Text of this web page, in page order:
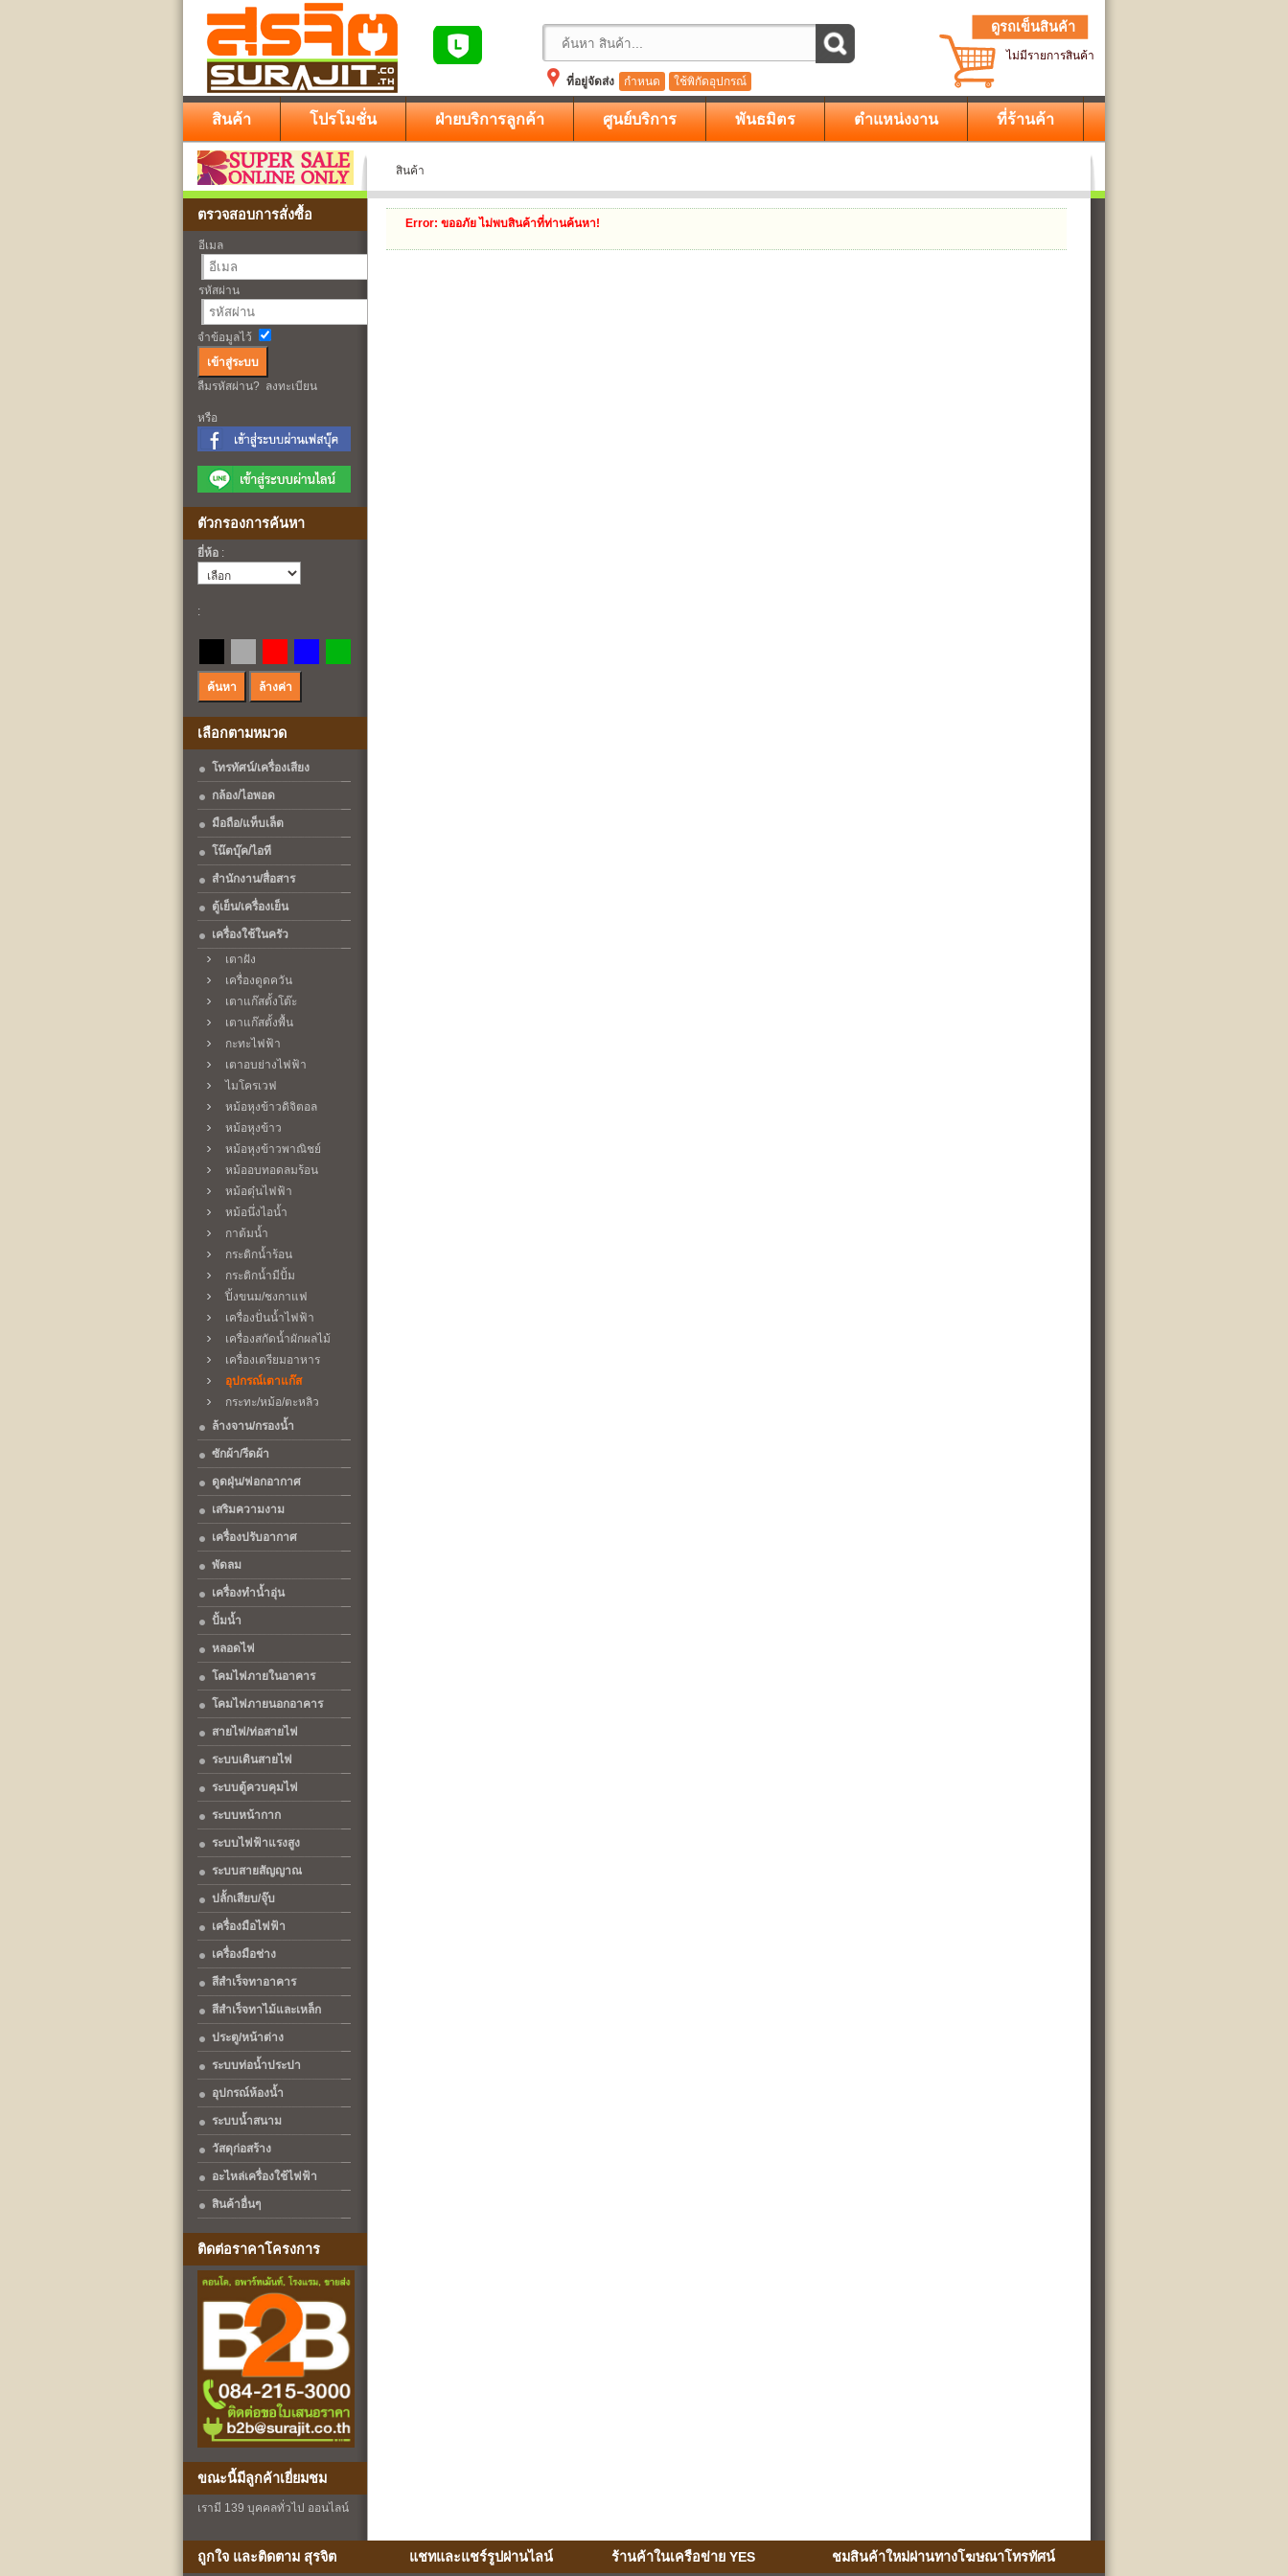
ดูรถเข็นสินค้า
ไม่มีรายการสินค้า
ที่อยู่จัดส่ง
กำหนด ใช้พิกัดอุปกรณ์
สินค้า โปรโมชั่น ฝ่ายบริการลูกค้า ศูนย์บริการ พันธมิตร ตำแหน่งงาน ที่ร้านค้า
สินค้า
Error: ขออภัย ไม่พบสินค้าที่ท่านค้นหา!
ตรวจสอบการสั่งซื้อ
อีเมล
รหัสผ่าน
จำข้อมูลไว้
ลืมรหัสผ่าน? ลงทะเบียน
หรือ
ตัวกรองการค้นหา
ยี่ห้อ :
:
เลือกตามหมวด
โทรทัศน์/เครื่องเสียง
กล้อง/ไอพอด
มือถือ/แท็บเล็ต
โน๊ตบุ๊ค/ไอที
สำนักงาน/สื่อสาร
ตู้เย็น/เครื่องเย็น
เครื่องใช้ในครัว
เตาฝัง
เครื่องดูดควัน
เตาแก๊สตั้งโต๊ะ
เตาแก๊สตั้งพื้น
กะทะไฟฟ้า
เตาอบย่างไฟฟ้า
ไมโครเวฟ
หม้อหุงข้าวดิจิตอล
หม้อหุงข้าว
หม้อหุงข้าวพาณิชย์
หม้ออบทอดลมร้อน
หม้อตุ๋นไฟฟ้า
หม้อนึ่งไอน้ำ
กาต้มน้ำ
กระติกน้ำร้อน
กระติกน้ำมีปั้ม
ปิ้งขนม/ชงกาแฟ
เครื่องปั่นน้ำไฟฟ้า
เครื่องสกัดน้ำผักผลไม้
เครื่องเตรียมอาหาร
อุปกรณ์เตาแก๊ส
กระทะ/หม้อ/ตะหลิว
ล้างจาน/กรองน้ำ
ซักผ้า/รีดผ้า
ดูดฝุ่น/ฟอกอากาศ
เสริมความงาม
เครื่องปรับอากาศ
พัดลม
เครื่องทำน้ำอุ่น
ปั้มน้ำ
หลอดไฟ
โคมไฟภายในอาคาร
โคมไฟภายนอกอาคาร
สายไฟ/ท่อสายไฟ
ระบบเดินสายไฟ
ระบบตู้ควบคุมไฟ
ระบบหน้ากาก
ระบบไฟฟ้าแรงสูง
ระบบสายสัญญาณ
ปลั้กเสียบ/จุ๊บ
เครื่องมือไฟฟ้า
เครื่องมือช่าง
สีสำเร็จทาอาคาร
สีสำเร็จทาไม้และเหล็ก
ประตู/หน้าต่าง
ระบบท่อน้ำประปา
อุปกรณ์ห้องน้ำ
ระบบน้ำสนาม
วัสดุก่อสร้าง
อะไหล่เครื่องใช้ไฟฟ้า
สินค้าอื่นๆ
ติดต่อราคาโครงการ
ขณะนี้มีลูกค้าเยี่ยมชม
เรามี 139 บุคคลทั่วไป ออนไลน์
ถูกใจ และติดตาม สุรจิต แชทและแชร์รูปผ่านไลน์ ร้านค้าในเครือข่าย YES ชมสินค้าใหม่ผ่านทางโฆษณาโทรทัศน์